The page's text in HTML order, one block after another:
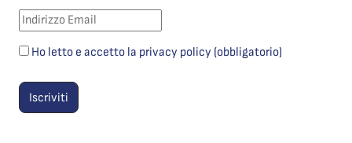
Ho letto e accetto la privacy policy (obbligatorio)